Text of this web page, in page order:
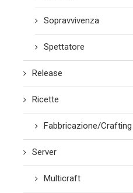
Sopravvivenza
Spettatore
Release
Ricette
Fabbricazione/Crafting
Server
Multicraft